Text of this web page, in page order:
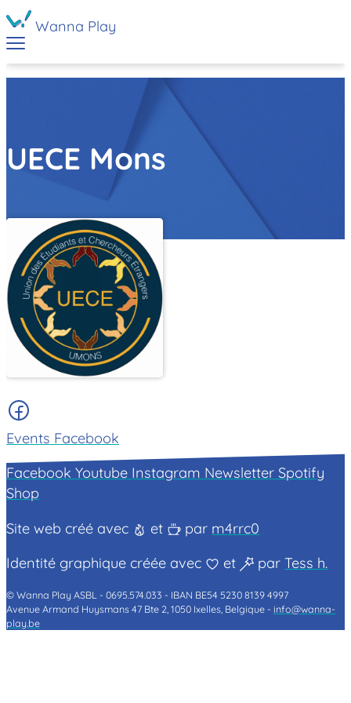
Wanna Play
UECE Mons
Events Facebook
Facebook Youtube Instagram Newsletter Spotify
Shop
Site web créé avec
et par m4rrc0
Identité graphique créée avec
et parTess h.
© Wanna Play ASBL - 0695.574.033 - IBAN BE54 5230 8139 4997
Avenue Armand Huysmans 47 Bte 2, 1050 Ixelles, Belgique -